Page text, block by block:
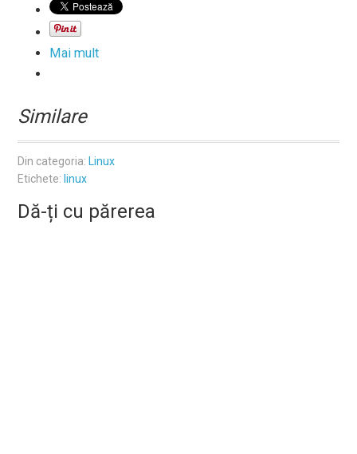
Mai mult
Similare
Din categoria: Linux
Etichete: linux
Dă-ți cu părerea